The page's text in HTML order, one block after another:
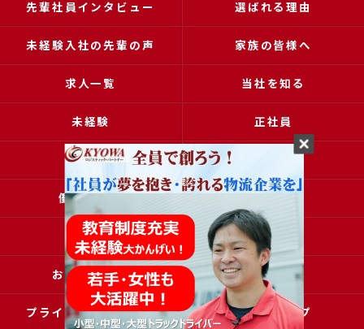
先輩社員インタビュー 選ばれる理由
未経験入社の先輩の声 家族の皆様へ
求人一覧 当社を知る
未経験 正社員
高収入
働きやすい アクセス
ブログ コラム
お問い合わせ 採用申込
プライバシーポリシー サイトマップ